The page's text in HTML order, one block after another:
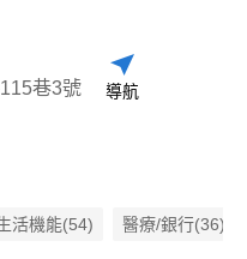
巷3號 導航
活機能(54) 醫療/銀行(36)